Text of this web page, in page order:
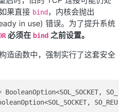
果直接 bind ，内核会抛出
in use) 错误。为了提升系统
必须在 bind 之前设置。
造函数中，强制实行了这套安全